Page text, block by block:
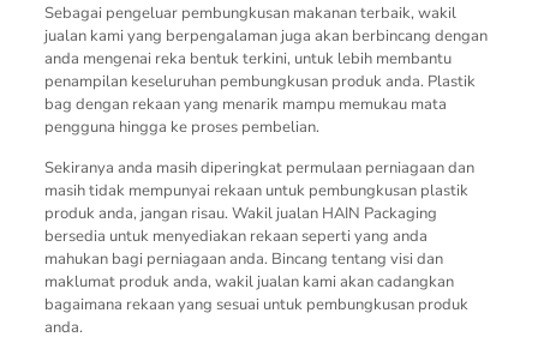
Sebagai pengeluar pembungkusan makanan terbaik, wakil
jualan kami yang berpengalaman juga akan berbincang dengan
anda mengenai reka bentuk terkini, untuk lebih membantu
penampilan keseluruhan pembungkusan produk anda. Plastik
bag dengan rekaan yang menarik mampu memukau mata
pengguna hingga ke proses pembelian.
Sekiranya anda masih diperingkat permulaan perniagaan dan
masih tidak mempunyai rekaan untuk pembungkusan plastik
produk anda, jangan risau. Wakil jualan HAIN Packaging
bersedia untuk menyediakan rekaan seperti yang anda
mahukan bagi perniagaan anda. Bincang tentang visi dan
maklumat produk anda, wakil jualan kami akan cadangkan
bagaimana rekaan yang sesuai untuk pembungkusan produk
anda.